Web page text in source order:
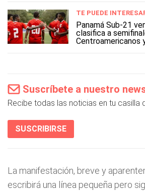
TE PUEDE
Panamá Sub-21
clasifica a
Centroamericanos
Suscríbete a nuestro
Recibe todas las noticias en tu casilla
SUSCRIBIRSE
La manifestación, breve y
escribirá una línea pequeña pero